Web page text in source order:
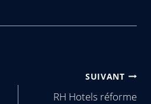
SUIVANT
RH Hotels réforme